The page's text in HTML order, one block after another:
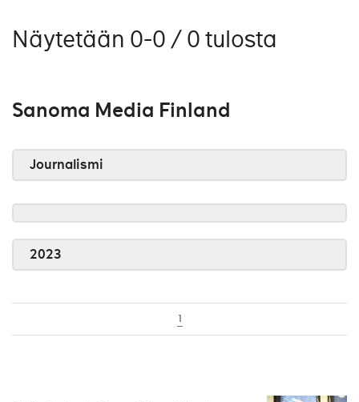
Näytetään 0-0 / 0 tulosta
Sanoma Media Finland
Journalismi
2023
1